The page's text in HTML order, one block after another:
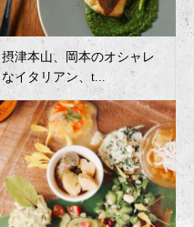
摂津本山、岡本のオシャレ
なイタリアン、t...